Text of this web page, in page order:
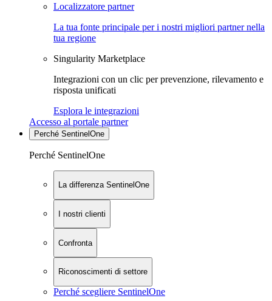
Localizzatore partner
La tua fonte principale per i nostri migliori partner nella
tua regione
Singularity Marketplace
Integrazioni con un clic per prevenzione, rilevamento e
risposta unificati
Esplora le integrazioni
Accesso al portale partner
Perché SentinelOne
Perché SentinelOne
La differenza SentinelOne
I nostri clienti
Confronta
Riconoscimenti di settore
Perché scegliere SentinelOne